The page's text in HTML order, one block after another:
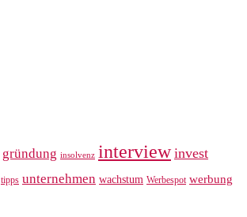
gründung insolvenz interview invest
tipps unternehmen wachstum Werbespot werbung